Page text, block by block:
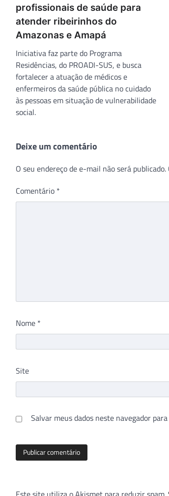
profissionais de saúde para
atender ribeirinhos do
Amazonas e Amapá
Iniciativa faz parte do Programa
Residências, do PROADI-SUS, e busca
fortalecer a atuação de médicos e
enfermeiros da saúde pública no cuidado
às pessoas em situação de vulnerabilidade
social.
Deixe um comentário
O seu endereço de e-mail não será publicado.
Comentário *
Nome *
Site
Salvar meus dados neste navegador